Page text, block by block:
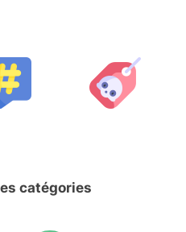
catégories